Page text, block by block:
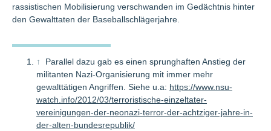
rassistischen Mobilisierung verschwanden im Gedächtnis hinter
den Gewalttaten der Baseballschlägerjahre.
↑
Parallel dazu gab es einen sprunghaften Anstieg der
militanten Nazi-Organisierung mit immer mehr
gewalttätigen Angriffen. Siehe u.a: https://www.nsu-
watch.info/2012/03/terroristische-einzeltater-
vereinigungen-der-neonazi-terror-der-achtziger-jahre-in-
der-alten-bundesrepublik/